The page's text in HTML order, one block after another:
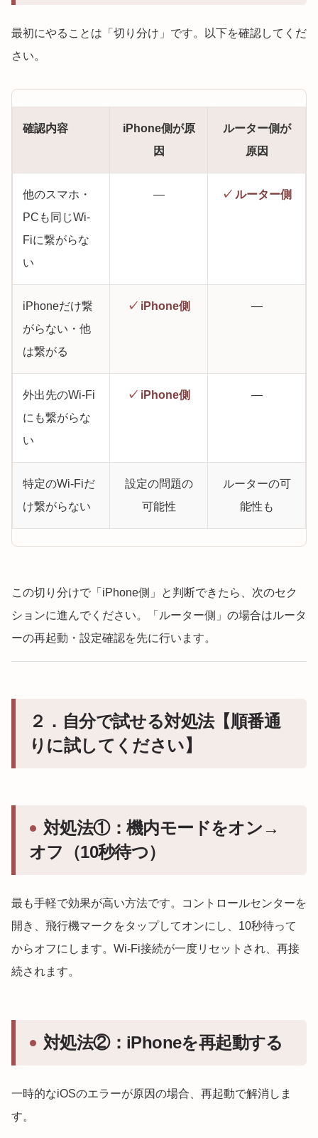
最初にやることは「切り分け」です。以下を確認してくだ
さい。
確認内容
iPhone側が原
因
ルーター側が
原因
他のスマホ・
PCも同じWi-
Fiに繋がらな
い
— ✓ ルーター側
iPhoneだけ繋
がらない・他
は繋がる
✓ iPhone側 —
外出先のWi-Fi
にも繋がらな
い
✓ iPhone側 —
特定のWi-Fiだ
け繋がらない
設定の問題の
可能性
ルーターの可
能性も
この切り分けで「iPhone側」と判断できたら、次のセク
ションに進んでください。「ルーター側」の場合はルータ
ーの再起動・設定確認を先に行います。
２．自分で試せる対処法【順番通
りに試してください】
対処法①：機内モードをオン→
オフ（10秒待つ）
最も手軽で効果が高い方法です。コントロールセンターを
開き、飛行機マークをタップしてオンにし、10秒待って
からオフにします。Wi-Fi接続が一度リセットされ、再接
続されます。
対処法②：iPhoneを再起動する
一時的なiOSのエラーが原因の場合、再起動で解消しま
す。